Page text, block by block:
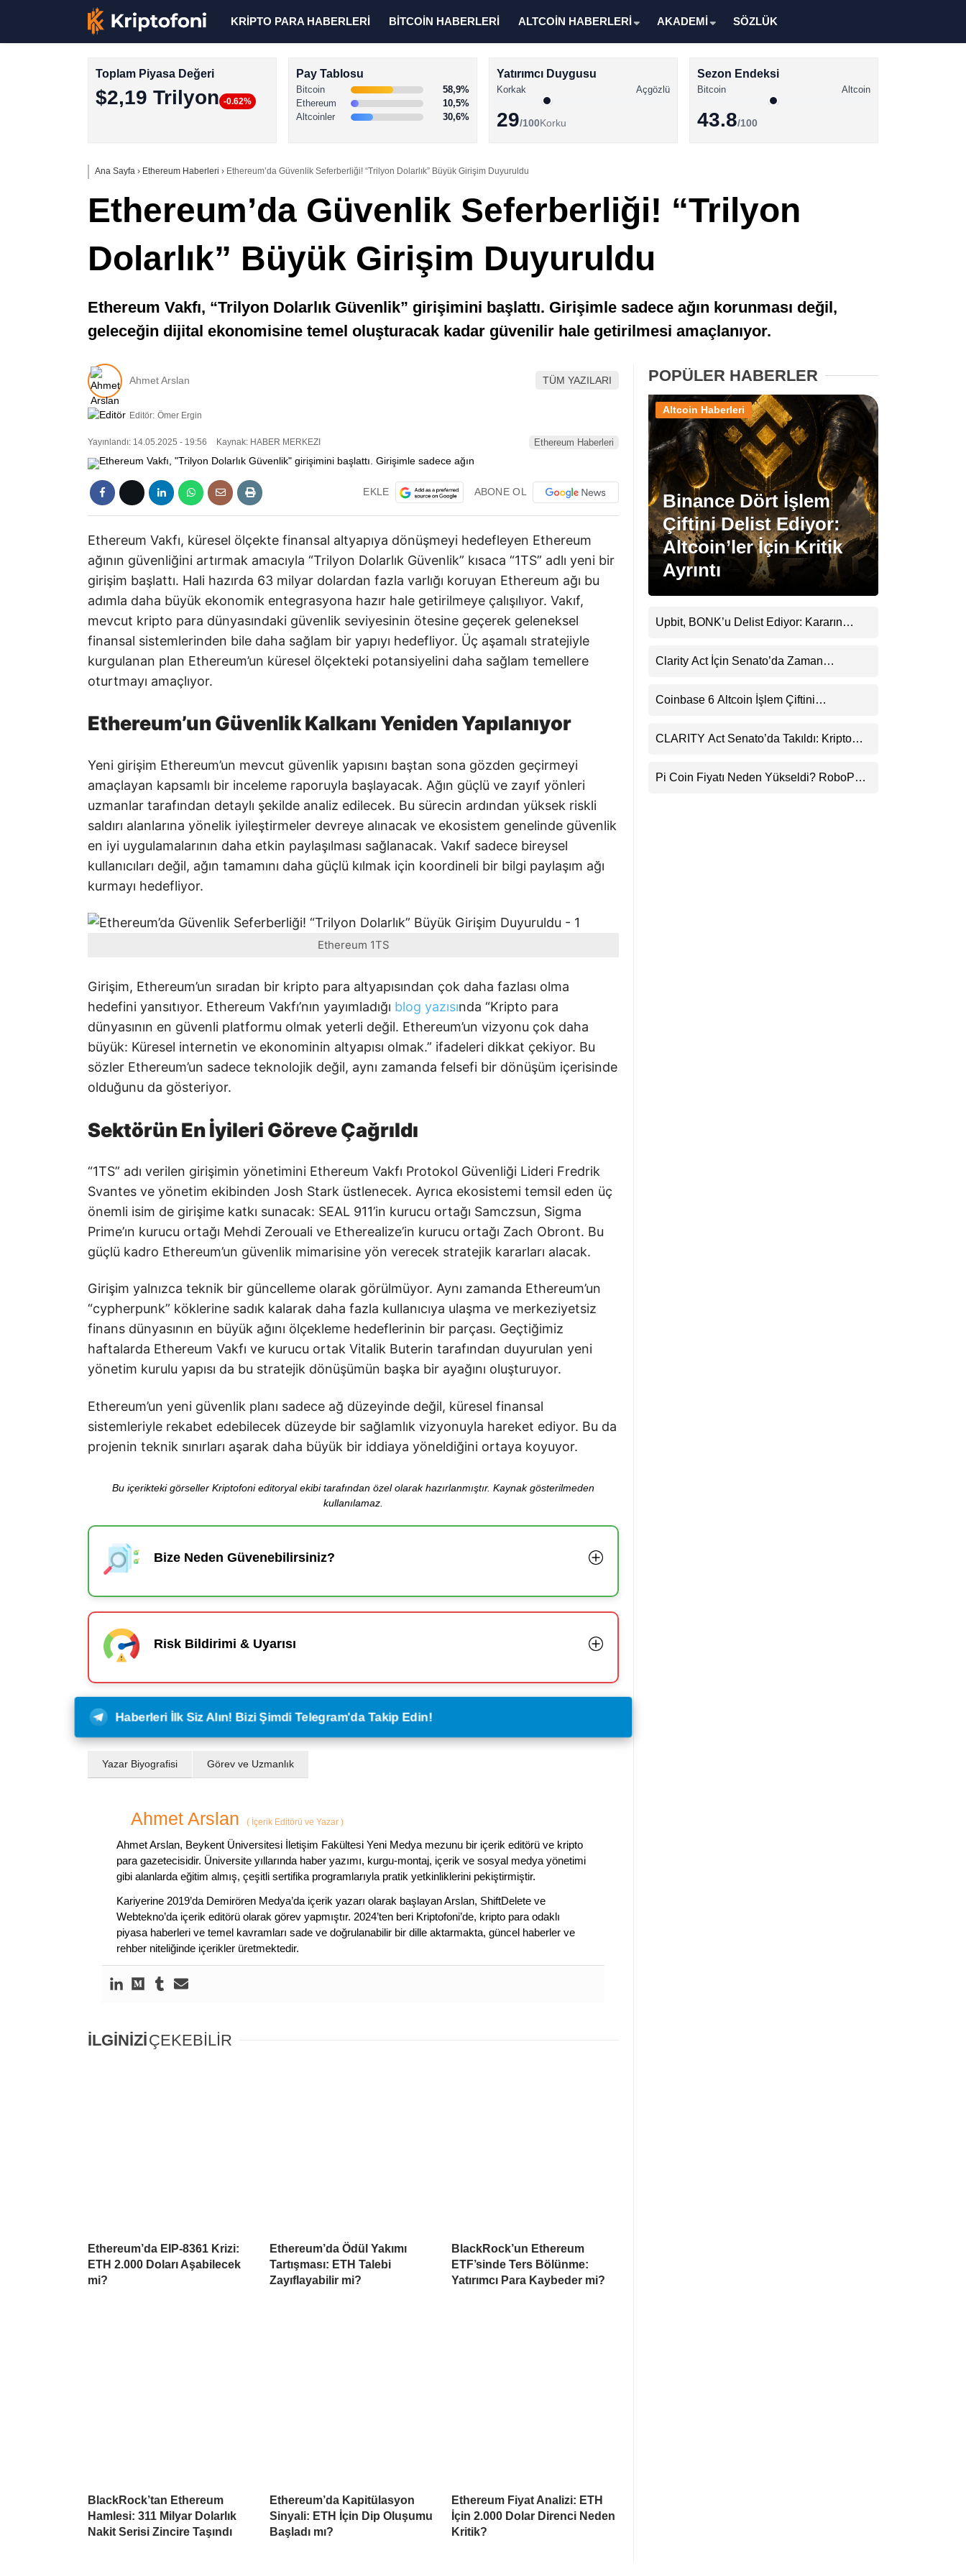
Memecoin Haberleri
Facebook
Instagram
Youtube
TikTok
KRİPTO PARA HABERLERİ BİTCOİN HABERLERİ ALTCOİN HABERLERİ AKADEMİ SÖZLÜK
Toplam Piyasa Değeri
$2,19 Trilyon -0.62%
Pay Tablosu
Bitcoin
58,9%
Ethereum
10,5%
Altcoinler
30,6%
Yatırımcı Duygusu
Korkak Açgözlü
29/100Korku
Sezon Endeksi
Bitcoin Altcoin
43.8/100
Ana Sayfa › Ethereum Haberleri › Ethereum’da Güvenlik Seferberliği! “Trilyon Dolarlık” Büyük Girişim Duyuruldu
Ethereum’da Güvenlik Seferberliği! “Trilyon
Dolarlık” Büyük Girişim Duyuruldu
Ethereum Vakfı, “Trilyon Dolarlık Güvenlik” girişimini başlattı. Girişimle sadece ağın korunması değil,
geleceğin dijital ekonomisine temel oluşturacak kadar güvenilir hale getirilmesi amaçlanıyor.
Ahmet Arslan TÜM YAZILARI
Editör: Ömer Ergin
Yayınlandı: 14.05.2025 - 19:56 Kaynak: HABER MERKEZI Ethereum Haberleri
EKLE ABONE OL
Ethereum Vakfı, küresel ölçekte finansal altyapıya dönüşmeyi hedefleyen Ethereum
ağının güvenliğini artırmak amacıyla “Trilyon Dolarlık Güvenlik” kısaca “1TS” adlı yeni bir
girişim başlattı. Hali hazırda 63 milyar dolardan fazla varlığı koruyan Ethereum ağı bu
adımla daha büyük ekonomik entegrasyona hazır hale getirilmeye çalışılıyor. Vakıf,
mevcut kripto para dünyasındaki güvenlik seviyesinin ötesine geçerek geleneksel
finansal sistemlerinden bile daha sağlam bir yapıyı hedefliyor. Üç aşamalı stratejiyle
kurgulanan plan Ethereum’un küresel ölçekteki potansiyelini daha sağlam temellere
oturtmayı amaçlıyor.
Ethereum’un Güvenlik Kalkanı Yeniden Yapılanıyor
Yeni girişim Ethereum’un mevcut güvenlik yapısını baştan sona gözden geçirmeyi
amaçlayan kapsamlı bir inceleme raporuyla başlayacak. Ağın güçlü ve zayıf yönleri
uzmanlar tarafından detaylı şekilde analiz edilecek. Bu sürecin ardından yüksek riskli
saldırı alanlarına yönelik iyileştirmeler devreye alınacak ve ekosistem genelinde güvenlik
en iyi uygulamalarının daha etkin paylaşılması sağlanacak. Vakıf sadece bireysel
kullanıcıları değil, ağın tamamını daha güçlü kılmak için koordineli bir bilgi paylaşım ağı
kurmayı hedefliyor.
Ethereum 1TS
Girişim, Ethereum’un sıradan bir kripto para altyapısından çok daha fazlası olma
hedefini yansıtıyor. Ethereum Vakfı’nın yayımladığı blog yazısında “Kripto para
dünyasının en güvenli platformu olmak yeterli değil. Ethereum’un vizyonu çok daha
büyük: Küresel internetin ve ekonominin altyapısı olmak.” ifadeleri dikkat çekiyor. Bu
sözler Ethereum’un sadece teknolojik değil, aynı zamanda felsefi bir dönüşüm içerisinde
olduğunu da gösteriyor.
Sektörün En İyileri Göreve Çağrıldı
“1TS” adı verilen girişimin yönetimini Ethereum Vakfı Protokol Güvenliği Lideri Fredrik
Svantes ve yönetim ekibinden Josh Stark üstlenecek. Ayrıca ekosistemi temsil eden üç
önemli isim de girişime katkı sunacak: SEAL 911’in kurucu ortağı Samczsun, Sigma
Prime’ın kurucu ortağı Mehdi Zerouali ve Etherealize’in kurucu ortağı Zach Obront. Bu
güçlü kadro Ethereum’un güvenlik mimarisine yön verecek stratejik kararları alacak.
Girişim yalnızca teknik bir güncelleme olarak görülmüyor. Aynı zamanda Ethereum’un
“cypherpunk” köklerine sadık kalarak daha fazla kullanıcıya ulaşma ve merkeziyetsiz
finans dünyasının en büyük ağını ölçekleme hedeflerinin bir parçası. Geçtiğimiz
haftalarda Ethereum Vakfı ve kurucu ortak Vitalik Buterin tarafından duyurulan yeni
yönetim kurulu yapısı da bu stratejik dönüşümün başka bir ayağını oluşturuyor.
Ethereum’un yeni güvenlik planı sadece ağ düzeyinde değil, küresel finansal
sistemleriyle rekabet edebilecek düzeyde bir sağlamlık vizyonuyla hareket ediyor. Bu da
projenin teknik sınırları aşarak daha büyük bir iddiaya yöneldiğini ortaya koyuyor.
Bu içerikteki görseller Kriptofoni editoryal ekibi tarafından özel olarak hazırlanmıştır. Kaynak gösterilmeden
kullanılamaz.
Bize Neden Güvenebilirsiniz?
Risk Bildirimi & Uyarısı
Haberleri İlk Siz Alın! Bizi Şimdi Telegram'da Takip Edin!
Yazar Biyografisi Görev ve Uzmanlık
Ahmet Arslan ( İçerik Editörü ve Yazar )
Ahmet Arslan, Beykent Üniversitesi İletişim Fakültesi Yeni Medya mezunu bir içerik editörü ve kripto
para gazetecisidir. Üniversite yıllarında haber yazımı, kurgu-montaj, içerik ve sosyal medya yönetimi
gibi alanlarda eğitim almış, çeşitli sertifika programlarıyla pratik yetkinliklerini pekiştirmiştir.
Kariyerine 2019’da Demirören Medya’da içerik yazarı olarak başlayan Arslan, ShiftDelete ve
Webtekno’da içerik editörü olarak görev yapmıştır. 2024’ten beri Kriptofoni’de, kripto para odaklı
piyasa haberleri ve temel kavramları sade ve doğrulanabilir bir dille aktarmakta, güncel haberler ve
rehber niteliğinde içerikler üretmektedir.
İLGİNİZİÇEKEBİLİR
Ethereum’da EIP-8361 Krizi:
ETH 2.000 Doları Aşabilecek
mi?
Ethereum’da Ödül Yakımı
Tartışması: ETH Talebi
Zayıflayabilir mi?
BlackRock’un Ethereum
ETF’sinde Ters Bölünme:
Yatırımcı Para Kaybeder mi?
BlackRock’tan Ethereum
Hamlesi: 311 Milyar Dolarlık
Nakit Serisi Zincire Taşındı
Ethereum’da Kapitülasyon
Sinyali: ETH İçin Dip Oluşumu
Başladı mı?
Ethereum Fiyat Analizi: ETH
İçin 2.000 Dolar Direnci Neden
Kritik?
POPÜLER HABERLER
Binance Dört İşlem
Çiftini Delist Ediyor:
Altcoin’ler İçin Kritik
Ayrıntı
Altcoin Haberleri
Upbit, BONK’u Delist Ediyor: Kararın
Var
Clarity Act İçin Senato’da Zaman
Coinbase 6 Altcoin İşlem Çiftini
CLARITY Act Senato’da Takıldı: Kripto
Pi Coin Fiyatı Neden Yükseldi? RoboPay